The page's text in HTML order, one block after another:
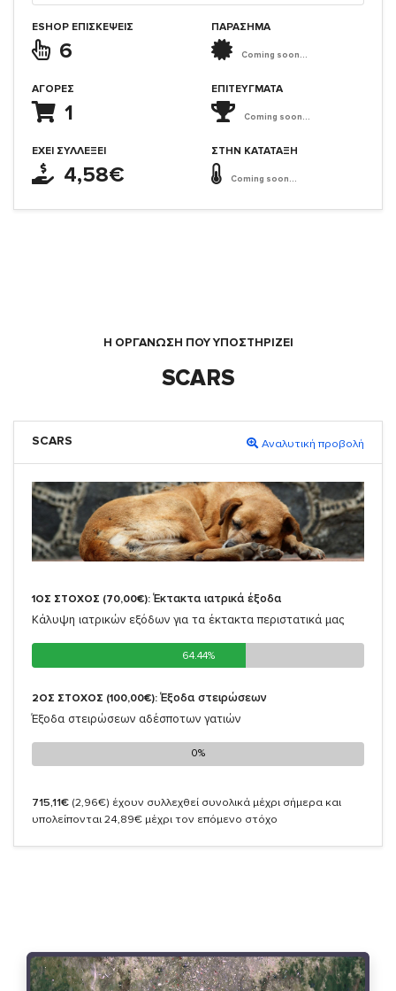
ESHOP ΕΠΙΣΚΈΨΕΙΣ
6
ΑΓΟΡΈΣ
1
ΈΧΕΙ ΣΥΛΛΈΞΕΙ
4,58€
ΠΑΡΑΣΗΜΑ
Coming soon...
ΕΠΙΤΕΎΓΜΑΤΑ
Coming soon...
ΣΤΗΝ ΚΑΤΆΤΑΞΗ
Coming soon...
Η ΟΡΓΆΝΩΣΗ ΠΟΥ ΥΠΟΣΤΗΡΙΖΕΙ
SCARS
SCARS Αναλυτική προβολή
1ΟΣ ΣΤΟΧΟΣ (70,00€): Έκτακτα ιατρικά έξοδα
Κάλυψη ιατρικών εξόδων για τα έκτακτα περιστατικά μας
64.44%
64.44%
2ΟΣ ΣΤΟΧΟΣ (100,00€): Έξοδα στειρώσεων
Έξοδα στειρώσεων αδέσποτων γατιών
0%
0%
715,11€ (2,96€) έχουν συλλεχθεί συνολικά μέχρι σήμερα και
υπολείπονται 24,89€ μέχρι τον επόμενο στόχο